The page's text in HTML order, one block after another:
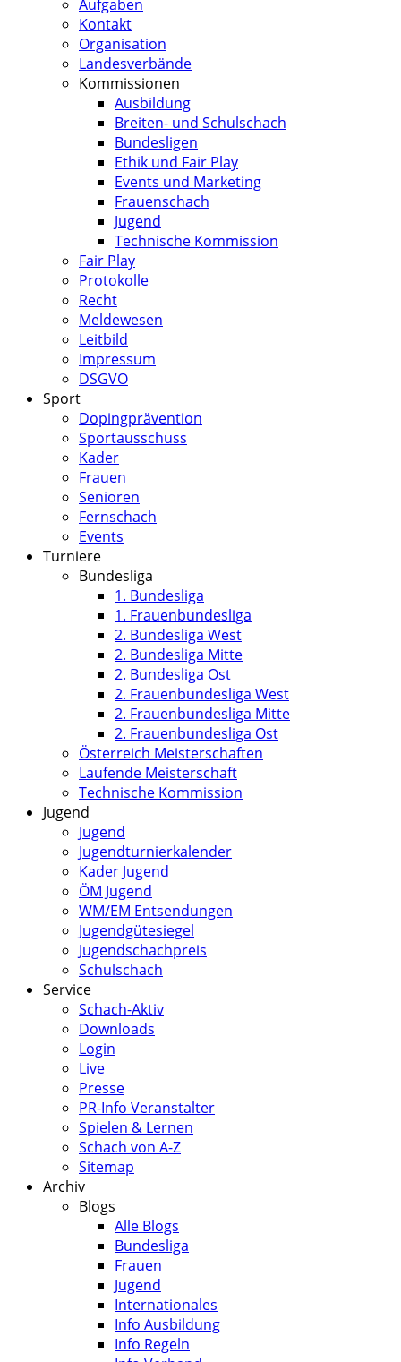
Aufgaben
Kontakt
Organisation
Landesverbände
Kommissionen
Ausbildung
Breiten- und Schulschach
Bundesligen
Ethik und Fair Play
Events und Marketing
Frauenschach
Jugend
Technische Kommission
Fair Play
Protokolle
Recht
Meldewesen
Leitbild
Impressum
DSGVO
Sport
Dopingprävention
Sportausschuss
Kader
Frauen
Senioren
Fernschach
Events
Turniere
Bundesliga
1. Bundesliga
1. Frauenbundesliga
2. Bundesliga West
2. Bundesliga Mitte
2. Bundesliga Ost
2. Frauenbundesliga West
2. Frauenbundesliga Mitte
2. Frauenbundesliga Ost
Österreich Meisterschaften
Laufende Meisterschaft
Technische Kommission
Jugend
Jugend
Jugendturnierkalender
Kader Jugend
ÖM Jugend
WM/EM Entsendungen
Jugendgütesiegel
Jugendschachpreis
Schulschach
Service
Schach-Aktiv
Downloads
Login
Live
Presse
PR-Info Veranstalter
Spielen & Lernen
Schach von A-Z
Sitemap
Archiv
Blogs
Alle Blogs
Bundesliga
Frauen
Jugend
Internationales
Info Ausbildung
Info Regeln